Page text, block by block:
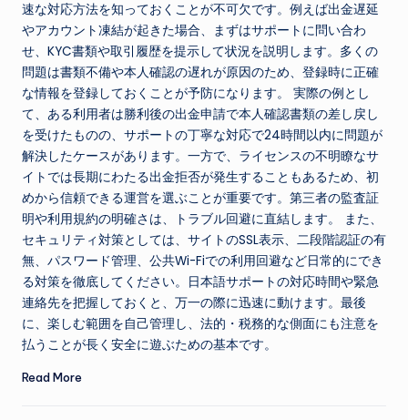
速な対応方法を知っておくことが不可欠です。例えば出金遅延
やアカウント凍結が起きた場合、まずはサポートに問い合わ
せ、KYC書類や取引履歴を提示して状況を説明します。多くの
問題は書類不備や本人確認の遅れが原因のため、登録時に正確
な情報を登録しておくことが予防になります。 実際の例とし
て、ある利用者は勝利後の出金申請で本人確認書類の差し戻し
を受けたものの、サポートの丁寧な対応で24時間以内に問題が
解決したケースがあります。一方で、ライセンスの不明瞭なサ
イトでは長期にわたる出金拒否が発生することもあるため、初
めから信頼できる運営を選ぶことが重要です。第三者の監査証
明や利用規約の明確さは、トラブル回避に直結します。 また、
セキュリティ対策としては、サイトのSSL表示、二段階認証の有
無、パスワード管理、公共Wi-Fiでの利用回避など日常的にでき
る対策を徹底してください。日本語サポートの対応時間や緊急
連絡先を把握しておくと、万一の際に迅速に動けます。最後
に、楽しむ範囲を自己管理し、法的・税務的な側面にも注意を
払うことが長く安全に遊ぶための基本です。
Read More